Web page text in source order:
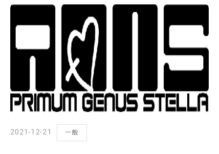
2021-12-21 一般